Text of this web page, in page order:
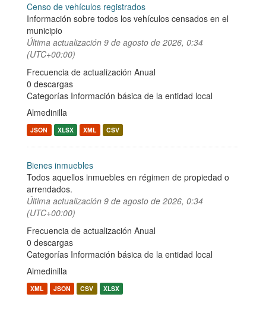
Censo de vehículos registrados
Información sobre todos los vehículos censados en el
municipio
Última actualización 9 de agosto de 2026, 0:34
(UTC+00:00)
Frecuencia de actualización Anual
0 descargas
Categorías Información básica de la entidad local
Almedinilla
JSON XLSX XML CSV
Bienes inmuebles
Todos aquellos inmuebles en régimen de propiedad o
arrendados.
Última actualización 9 de agosto de 2026, 0:34
(UTC+00:00)
Frecuencia de actualización Anual
0 descargas
Categorías Información básica de la entidad local
Almedinilla
XML JSON CSV XLSX